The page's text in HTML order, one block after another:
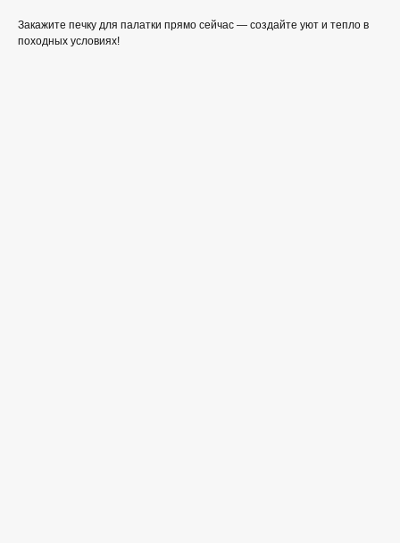
Закажите печку для палатки прямо сейчас — создайте уют и тепло в
походных условиях!